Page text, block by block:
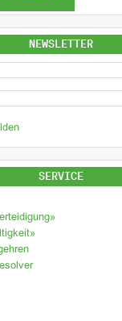
NEWSLETTER
SERVICE